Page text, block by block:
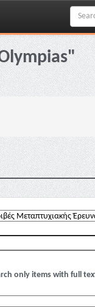
only items with full